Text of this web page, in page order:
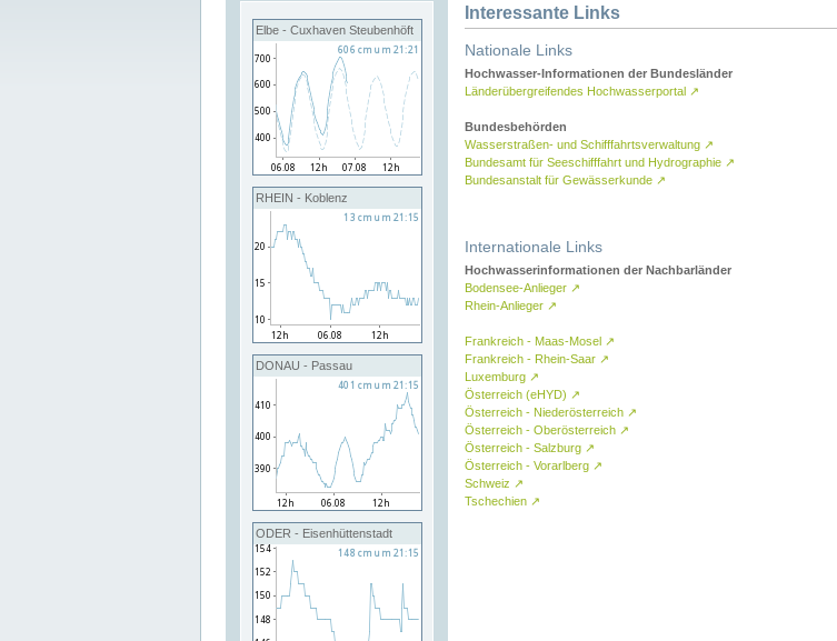
Elbe - Cuxhaven Steubenhöft
RHEIN - Koblenz
DONAU - Passau
ODER - Eisenhüttenstadt
Interessante Links
Nationale Links
Hochwasser-Informationen der Bundesländer
Länderübergreifendes Hochwasserportal ↗
Bundesbehörden
Wasserstraßen- und Schifffahrtsverwaltung ↗
Bundesamt für Seeschifffahrt und Hydrographie ↗
Bundesanstalt für Gewässerkunde ↗
Internationale Links
Hochwasserinformationen der Nachbarländer
Bodensee-Anlieger ↗
Rhein-Anlieger ↗
Frankreich - Maas-Mosel ↗
Frankreich - Rhein-Saar ↗
Luxemburg ↗
Österreich (eHYD) ↗
Österreich - Niederösterreich ↗
Österreich - Oberösterreich ↗
Österreich - Salzburg ↗
Österreich - Vorarlberg ↗
Schweiz ↗
Tschechien ↗